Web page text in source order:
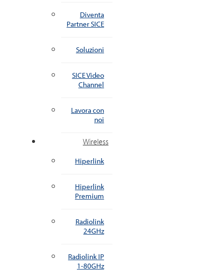
Diventa
Partner SICE
Soluzioni
SICE Video
Channel
Lavora con
noi
Wireless
Hiperlink
Hiperlink
Premium
Radiolink
24GHz
Radiolink IP
1-80GHz